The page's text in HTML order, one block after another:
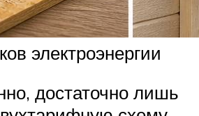
электроэнергии
достаточно лишь